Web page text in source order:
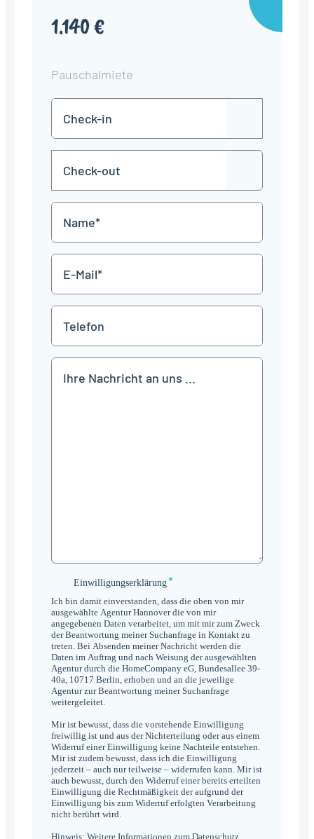
1.140 €
Pauschalmiete
in
TT
Punkt
MM
JJJJ
TT
Punkt
MM
JJJJ
Mail
*
Einwilligungserklärung
Einwilligungserklärung*
Ich bin damit einverstanden, dass die oben von mir
ausgewählte Agentur Hannover die von mir
angegebenen Daten verarbeitet, um mit mir zum Zweck
der Beantwortung meiner Suchanfrage in Kontakt zu
treten. Bei Absenden meiner Nachricht werden die
Daten im Auftrag und nach Weisung der ausgewählten
Agentur durch die HomeCompany eG, Bundesallee 39-
40a, 10717 Berlin, erhoben und an die jeweilige
Agentur zur Beantwortung meiner Suchanfrage
weitergeleitet.
Mir ist bewusst, dass die vorstehende Einwilligung
freiwillig ist und aus der Nichterteilung oder aus einem
Widerruf einer Einwilligung keine Nachteile entstehen.
Mir ist zudem bewusst, dass ich die Einwilligung
jederzeit – auch nur teilweise – widerrufen kann. Mir ist
auch bewusst, durch den Widerruf einer bereits erteilten
Einwilligung die Rechtmäßigkeit der aufgrund der
Einwilligung bis zum Widerruf erfolgten Verarbeitung
nicht berührt wird.
Hinweis: Weitere Informationen zum Datenschutz